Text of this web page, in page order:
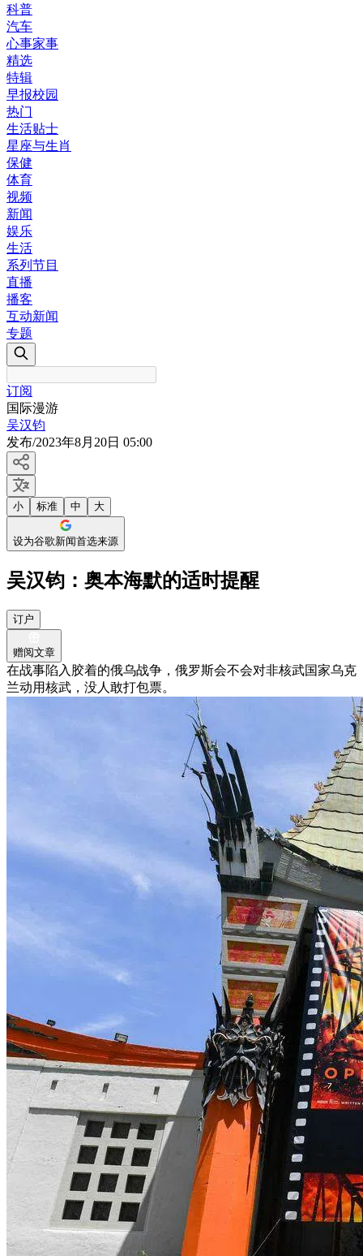
科普
汽车
心事家事
精选
特辑
早报校园
热门
生活贴士
星座与生肖
保健
体育
视频
新闻
娱乐
生活
系列节目
直播
播客
互动新闻
专题
订阅
国际漫游
吴汉钧
发布/2023年8月20日 05:00
小 标准 中 大
设为谷歌新闻首选来源
吴汉钧：奥本海默的适时提醒
订户
赠阅文章
在战事陷入胶着的俄乌战争，俄罗斯会不会对非核武国家乌克
兰动用核武，没人敢打包票。